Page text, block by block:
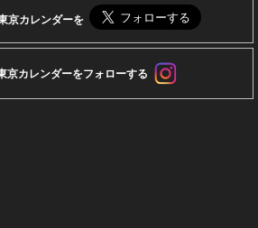
京カレンダーを
カレンダーをフォローする